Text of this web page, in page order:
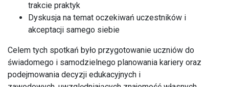
trakcie praktyk
Dyskusja na temat oczekiwań uczestników i
akceptacji samego siebie
Celem tych spotkań było przygotowanie uczniów do
świadomego i samodzielnego planowania kariery oraz
podejmowania decyzji edukacyjnych i